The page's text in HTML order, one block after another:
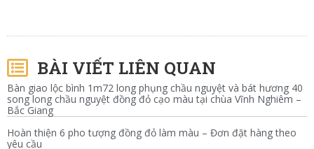
BÀI VIẾT LIÊN QUAN
Bàn giao lộc bình 1m72 long phụng chầu nguyệt và bát hương 40
song long chầu nguyệt đồng đỏ cạo màu tại chùa Vĩnh Nghiêm –
Bắc Giang
Hoàn thiện 6 pho tượng đồng đỏ làm màu – Đơn đặt hàng theo
yêu cầu